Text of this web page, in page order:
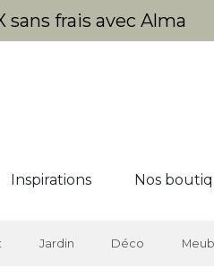
sans frais avec Alma
Inspirations Nos
Jardin Déco